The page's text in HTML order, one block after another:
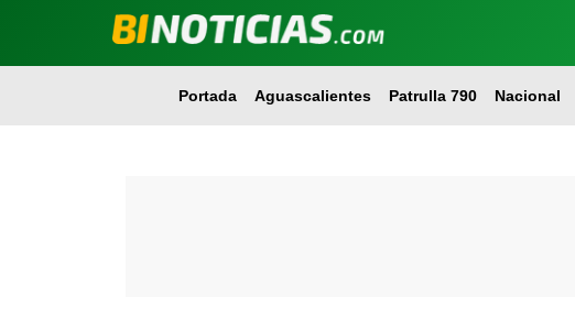
Portada Aguascalientes Patrulla 790 Nacional